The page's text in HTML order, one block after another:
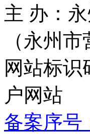
主 办：
（永州
网站标识
户网站
备案序号